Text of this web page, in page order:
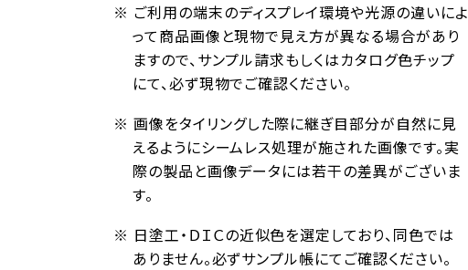
※ ご利用の端末のディスプレイ環境や光源の違いによ
って商品画像と現物で見え方が異なる場合があり
ますので、サンプル請求もしくはカタログ色チップ
にて、必ず現物でご確認ください。
※ 画像をタイリングした際に継ぎ目部分が自然に見
えるようにシームレス処理が施された画像です。実
際の製品と画像データには若干の差異がございま
す。
※ 日塗工・ＤＩＣの近似色を選定しており、同色では
ありません。必ずサンプル帳にてご確認ください。